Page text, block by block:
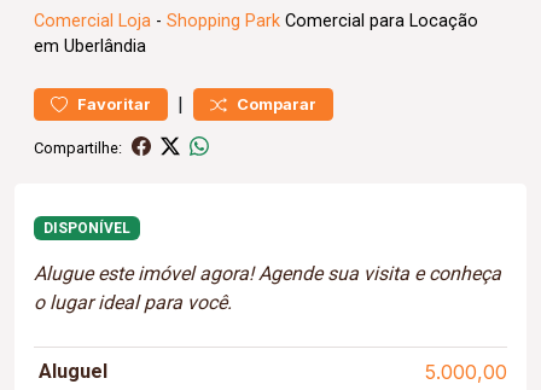
Comercial Loja - Shopping Park Comercial para Locação
em Uberlândia
Favoritar | Comparar
Compartilhe:
DISPONÍVEL
Alugue este imóvel agora! Agende sua visita e conheça
o lugar ideal para você.
Aluguel 5.000,00